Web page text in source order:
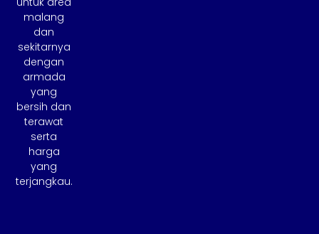
malang
dan
sekitarnya
dengan
armada
yang
bersih dan
terawat
serta
harga
yang
terjangkau.